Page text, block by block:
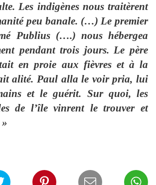
Les indigènes nous traitèrent
peu banale. (…) Le premier
Publius (….) nous hébergea
pendant trois jours. Le père
en proie aux fièvres et à la
alité. Paul alla le voir pria, lui
et le guérit. Sur quoi, les
de l’île vinrent le trouver et